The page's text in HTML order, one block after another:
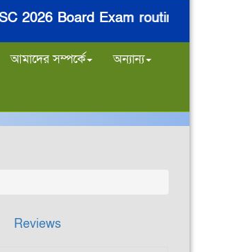
Board Exam routine***
আমাদের সম্পর্কে অন্যান্য
Reviews